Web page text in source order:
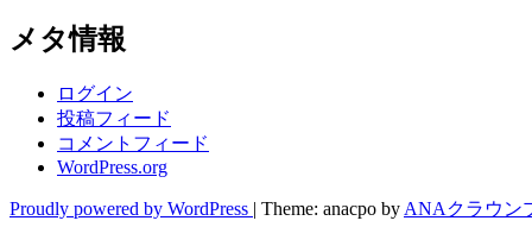
メタ情報
ログイン
投稿フィード
コメントフィード
WordPress.org
Proudly powered by WordPress | Theme: anacpo by ANAクラウン